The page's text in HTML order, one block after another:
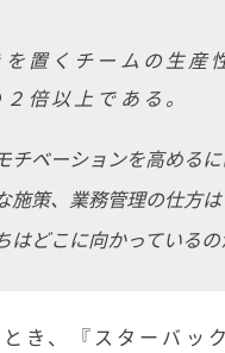
を置くチームの生
倍以上である。
チベーションを高める
施策、業務管理の仕方は
はどこに向かっている
き、『スターバッ